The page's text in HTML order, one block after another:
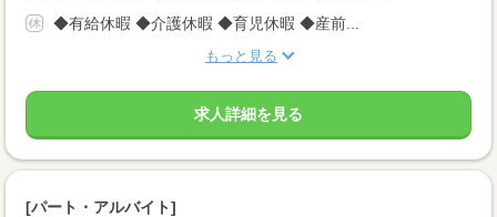
◆有給休暇 ◆介護休暇 ◆育児休暇 ◆産前...
もっと見る
求人詳細を見る
[パート・アルバイト]